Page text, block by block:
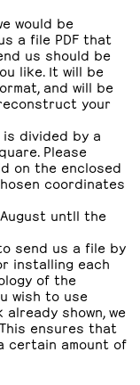
would be
a file PDF that
us should be
like. It will be
and will be
your
is divided by a
Please
on the enclosed
coordinates
untll the
send us a file by
installing each
of the
wish to use
shown, we
ensures that
certain amount of